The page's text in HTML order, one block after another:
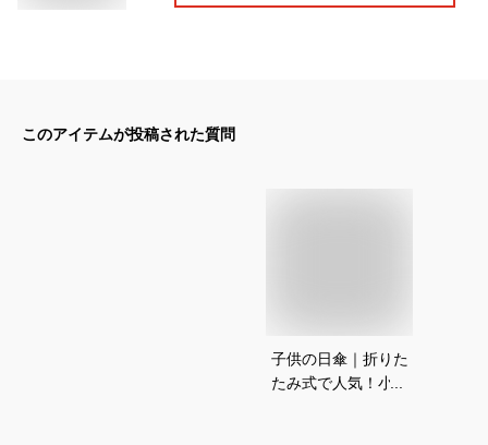
このアイテムが投稿された質問
子供の日傘｜折りた
たみ式で人気！小学